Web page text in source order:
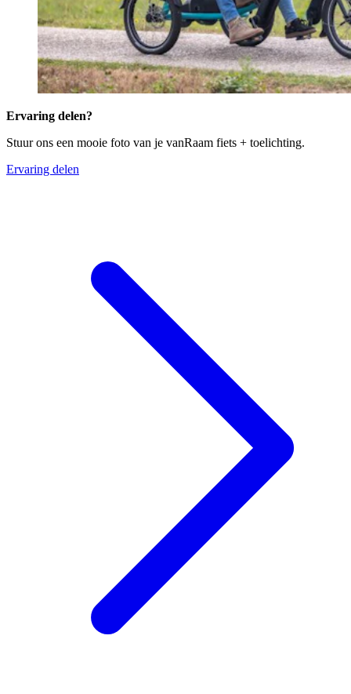
Ervaring delen?
Stuur ons een mooie foto van je vanRaam fiets + toelichting.
Ervaring delen